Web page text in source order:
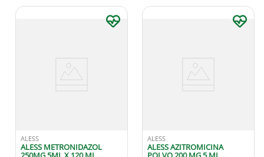
ALESS
ALESS METRONIDAZOL
ALESS
ALESS AZITROMICINA